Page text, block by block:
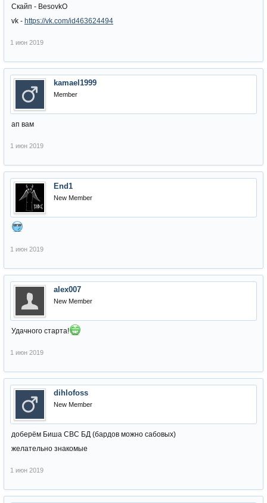
Скайп - BesovkO
vk - https://vk.com/id463624494
1 июн 2019
kamael1999
Member
ап вам
1 июн 2019
End1
New Member
1 июн 2019
alex007
New Member
Удачного старта!
1 июн 2019
dihlofoss
New Member
доберём Биша СВС БД (бардов можно сабовых)
желательно знакомые
1 июн 2019